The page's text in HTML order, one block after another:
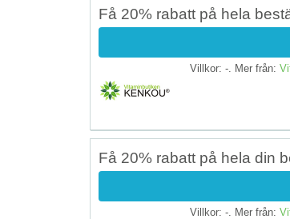
Få 20% rabatt på hela
Villkor: -. Mer från:
Få 20% rabatt på hela din
Villkor: -. Mer från: